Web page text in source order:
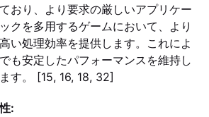
おり、より要求の厳しいアプリケー
クを多用するゲームにおいて、より
い処理効率を提供します。これによ
も安定したパフォーマンスを維持し
す。 [15, 16, 18, 32]
: